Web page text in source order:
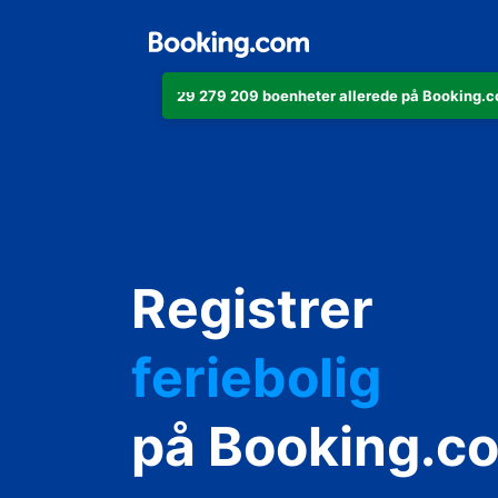
29 279 209 boenheter allerede på
Registrer
hotellet ditt
feriebolig
gjestgiveriet
på